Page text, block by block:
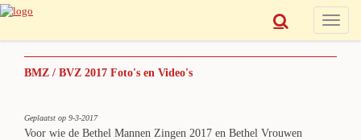
Toggle
BMZ / BVZ 2017 Foto's en Video's
Geplaatst op 9-3-2017
Voor wie de Bethel Mannen Zingen 2017 en Bethel Vrouwen